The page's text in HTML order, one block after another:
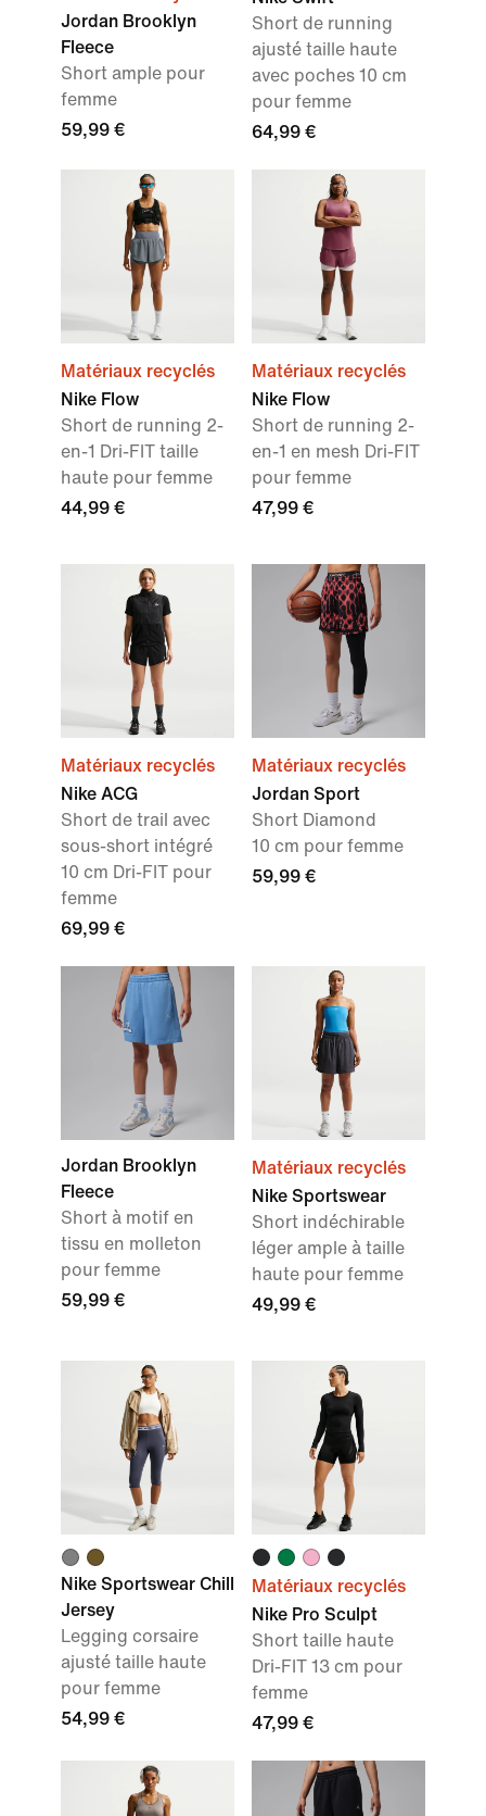
Jordan Brooklyn
Fleece
Short ample pour
femme
59,99 €
Short de running
ajusté taille haute
avec poches 10 cm
pour femme
64,99 €
Matériaux recyclés
Nike Flow
Short de running 2-
en-1 Dri-FIT taille
haute pour femme
44,99 €
Matériaux recyclés
Nike Flow
Short de running 2-
en-1 en mesh Dri-FIT
pour femme
47,99 €
Matériaux recyclés
Nike ACG
Short de trail avec
sous-short intégré
10 cm Dri-FIT pour
femme
69,99 €
Matériaux recyclés
Jordan Sport
Short Diamond
10 cm pour femme
59,99 €
Jordan Brooklyn
Fleece
Short à motif en
tissu en molleton
pour femme
59,99 €
Matériaux recyclés
Nike Sportswear
Short indéchirable
léger ample à taille
haute pour femme
49,99 €
Nike Sportswear Chill
Jersey
Legging corsaire
ajusté taille haute
pour femme
54,99 €
Matériaux recyclés
Nike Pro Sculpt
Short taille haute
Dri-FIT 13 cm pour
femme
47,99 €